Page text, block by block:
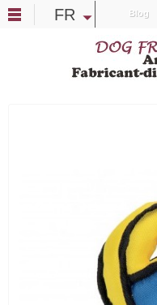
FR Blog